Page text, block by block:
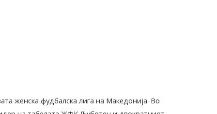
женска фудбалска лига на Македонија. Во